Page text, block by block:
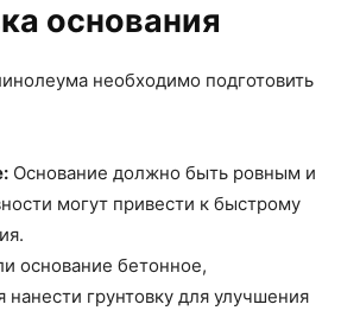
основания
необходимо подготовить
Основание должно быть ровным и
могут привести к быстрому
основание бетонное,
нанести грунтовку для улучшения